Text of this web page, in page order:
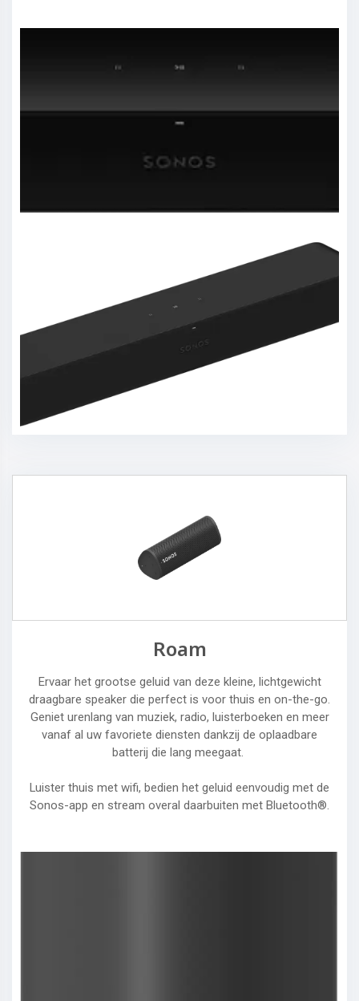
Roam
Ervaar het grootse geluid van deze kleine, lichtgewicht
draagbare speaker die perfect is voor thuis en on-the-go.
Geniet urenlang van muziek, radio, luisterboeken en meer
vanaf al uw favoriete diensten dankzij de oplaadbare
batterij die lang meegaat.
Luister thuis met wifi, bedien het geluid eenvoudig met de
Sonos-app en stream overal daarbuiten met Bluetooth®.